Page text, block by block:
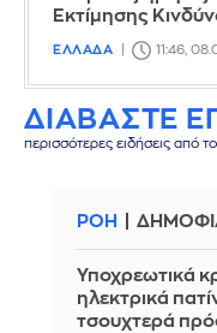
Εκτίμησης
ΕΛΛΑΔΑ 11:46,
ΔΙΑΒΑΣΤΕ
περισσότερες ειδήσεις από
ΡΟΗ
Υποχρεωτικά
ηλεκτρικά
τσουχτερά